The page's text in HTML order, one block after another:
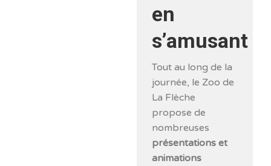
en
s’amusant
Tout au long de la
journée, le Zoo de
La Flèche
propose de
nombreuses
présentations et
animations